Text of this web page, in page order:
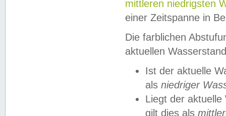
mittleren niedrigsten
einer Zeitspanne in
Die farblichen
aktuellen
Ist der aktuelle
als niedriger
Liegt der
gilt dies als